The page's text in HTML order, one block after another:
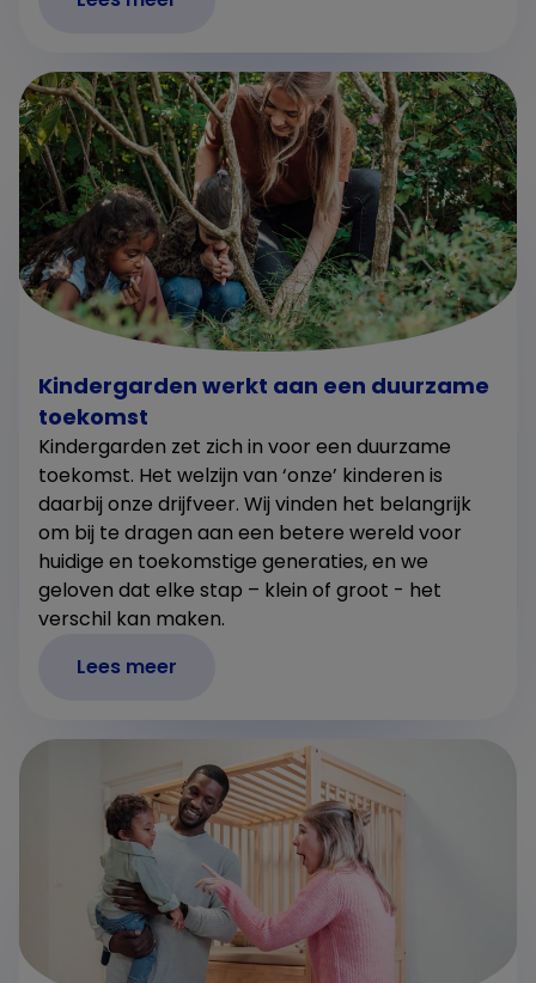
Kindergarden werkt aan een duurzame
toekomst
Kindergarden zet zich in voor een duurzame
toekomst. Het welzijn van ‘onze’ kinderen is
daarbij onze drijfveer. Wij vinden het belangrijk
om bij te dragen aan een betere wereld voor
huidige en toekomstige generaties, en we
geloven dat elke stap – klein of groot - het
verschil kan maken.
Lees meer